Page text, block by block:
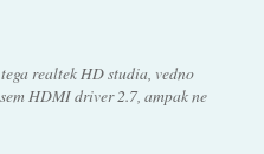
realtek HD studia, vedno
HDMI driver 2.7, ampak ne